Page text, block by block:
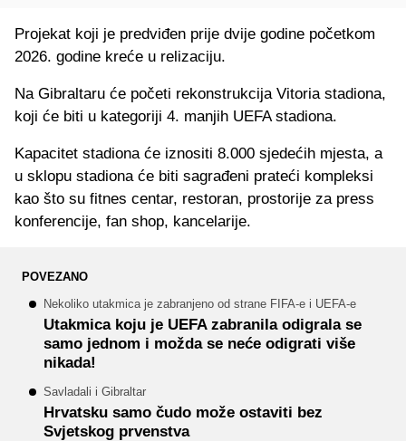
Projekat koji je predviđen prije dvije godine početkom
2026. godine kreće u relizaciju.
Na Gibraltaru će početi rekonstrukcija Vitoria stadiona,
koji će biti u kategoriji 4. manjih UEFA stadiona.
Kapacitet stadiona će iznositi 8.000 sjedećih mjesta, a
u sklopu stadiona će biti sagrađeni prateći kompleksi
kao što su fitnes centar, restoran, prostorije za press
konferencije, fan shop, kancelarije.
POVEZANO
Nekoliko utakmica je zabranjeno od strane FIFA-e i UEFA-e
Utakmica koju je UEFA zabranila odigrala se
samo jednom i možda se neće odigrati više
nikada!
Savladali i Gibraltar
Hrvatsku samo čudo može ostaviti bez
Svjetskog prvenstva